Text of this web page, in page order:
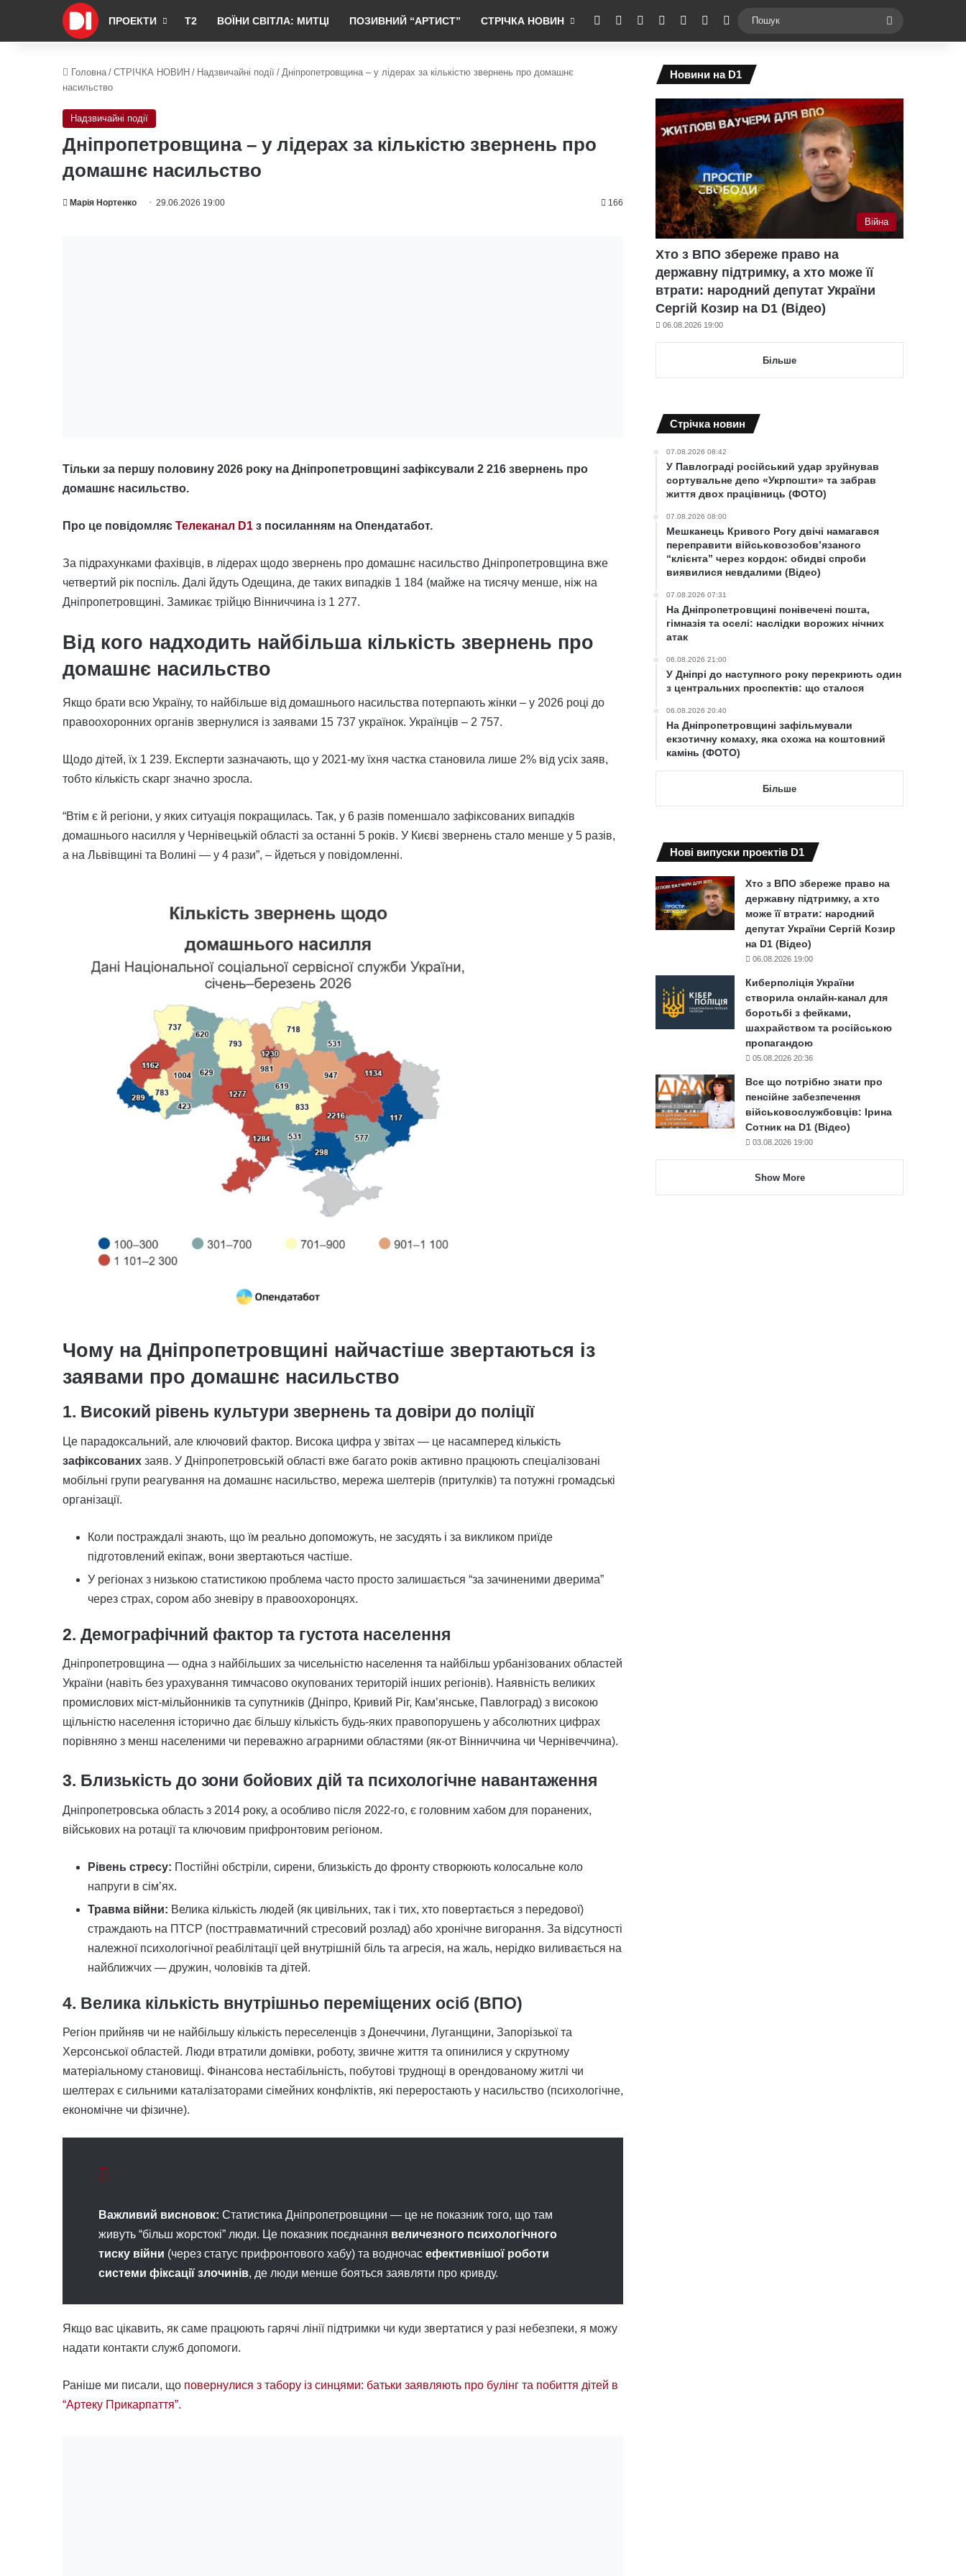
ПРОЕКТИ Т2 ВОЇНИ СВІТЛА: МИТЦІ ПОЗИВНИЙ “АРТИСТ” СТРІЧКА НОВИН RSS Facebook YouTubeInstagramTelegramSwitch skin
Головна / СТРІЧКА НОВИН / Надзвичайні події / Дніпропетровщина – у лідерах за кількістю звернень про домашнє
насильство
Надзвичайні події
Дніпропетровщина – у лідерах за кількістю звернень про
домашнє насильство
Марія Нортенко 29.06.2026 19:00 166
Тільки за першу половину 2026 року на Дніпропетровщині зафіксували 2 216 звернень про
домашнє насильство.
Про це повідомляє Телеканал D1 з посиланням на Опендатабот.
За підрахунками фахівців, в лідерах щодо звернень про домашнє насильство Дніпропетровщина вже
четвертий рік поспіль. Далі йдуть Одещина, де таких випадків 1 184 (майже на тисячу менше, ніж на
Дніпропетровщині. Замикає трійцю Вінниччина із 1 277.
Від кого надходить найбільша кількість звернень про
домашнє насильство
Якщо брати всю Україну, то найбільше від домашнього насильства потерпають жінки – у 2026 році до
правоохоронних органів звернулися із заявами 15 737 українок. Українців – 2 757.
Щодо дітей, їх 1 239. Експерти зазначають, що у 2021-му їхня частка становила лише 2% від усіх заяв,
тобто кількість скарг значно зросла.
“Втім є й регіони, у яких ситуація покращилась. Так, у 6 разів поменшало зафіксованих випадків
домашнього насилля у Чернівецькій області за останні 5 років. У Києві звернень стало менше у 5 разів,
а на Львівщині та Волині — у 4 рази”, – йдеться у повідомленні.
Чому на Дніпропетровщині найчастіше звертаються із
заявами про домашнє насильство
1. Високий рівень культури звернень та довіри до поліції
Це парадоксальний, але ключовий фактор. Висока цифра у звітах — це насамперед кількість
зафіксованих заяв. У Дніпропетровській області вже багато років активно працюють спеціалізовані
мобільні групи реагування на домашнє насильство, мережа шелтерів (притулків) та потужні громадські
організації.
Коли постраждалі знають, що їм реально допоможуть, не засудять і за викликом приїде
підготовлений екіпаж, вони звертаються частіше.
У регіонах з низькою статистикою проблема часто просто залишається “за зачиненими дверима”
через страх, сором або зневіру в правоохоронцях.
2. Демографічний фактор та густота населення
Дніпропетровщина — одна з найбільших за чисельністю населення та найбільш урбанізованих областей
України (навіть без урахування тимчасово окупованих територій інших регіонів). Наявність великих
промислових міст-мільйонників та супутників (Дніпро, Кривий Ріг, Кам’янське, Павлоград) з високою
щільністю населення історично дає більшу кількість будь-яких правопорушень у абсолютних цифрах
порівняно з менш населеними чи переважно аграрними областями (як-от Вінниччина чи Чернівеччина).
3. Близькість до зони бойових дій та психологічне навантаження
Дніпропетровська область з 2014 року, а особливо після 2022-го, є головним хабом для поранених,
військових на ротації та ключовим прифронтовим регіоном.
Рівень стресу: Постійні обстріли, сирени, близькість до фронту створюють колосальне коло
напруги в сім’ях.
Травма війни: Велика кількість людей (як цивільних, так і тих, хто повертається з передової)
страждають на ПТСР (посттравматичний стресовий розлад) або хронічне вигорання. За відсутності
належної психологічної реабілітації цей внутрішній біль та агресія, на жаль, нерідко виливається на
найближчих — дружин, чоловіків та дітей.
4. Велика кількість внутрішньо переміщених осіб (ВПО)
Регіон прийняв чи не найбільшу кількість переселенців з Донеччини, Луганщини, Запорізької та
Херсонської областей. Люди втратили домівки, роботу, звичне життя та опинилися у скрутному
матеріальному становищі. Фінансова нестабільність, побутові труднощі в орендованому житлі чи
шелтерах є сильними каталізаторами сімейних конфліктів, які переростають у насильство (психологічне,
економічне чи фізичне).
Важливий висновок: Статистика Дніпропетровщини — це не показник того, що там
живуть “більш жорстокі” люди. Це показник поєднання величезного психологічного
тиску війни (через статус прифронтового хабу) та водночас ефективнішої роботи
системи фіксації злочинів, де люди менше бояться заявляти про кривду.
Якщо вас цікавить, як саме працюють гарячі лінії підтримки чи куди звертатися у разі небезпеки, я можу
надати контакти служб допомоги.
Раніше ми писали, що повернулися з табору із синцями: батьки заявляють про булінг та побиття дітей в
“Артеку Прикарпаття”.
Новини на D1
Війна
Хто з ВПО збереже право на
державну підтримку, а хто може її
втрати: народний депутат України
Сергій Козир на D1 (Відео)
06.08.2026 19:00
Більше
Cтрічка новин
07.08.2026 08:42
У Павлограді російський удар зруйнував
сортувальне депо «Укрпошти» та забрав
життя двох працівниць (ФОТО)
07.08.2026 08:00
Мешканець Кривого Рогу двічі намагався
переправити військовозобов’язаного
“клієнта” через кордон: обидві спроби
виявилися невдалими (Відео)
07.08.2026 07:31
На Дніпропетровщині понівечені пошта,
гімназія та оселі: наслідки ворожих нічних
атак
06.08.2026 21:00
У Дніпрі до наступного року перекриють один
з центральних проспектів: що сталося
06.08.2026 20:40
На Дніпропетровщині зафільмували
екзотичну комаху, яка схожа на коштовний
камінь (ФОТО)
Більше
Нові випуски проектів D1
Хто з ВПО збереже право на
державну підтримку, а хто
може її втрати: народний
депутат України Сергій Козир
на D1 (Відео)
06.08.2026 19:00
Киберполіція України
створила онлайн-канал для
боротьбі з фейками,
шахрайством та російською
пропагандою
05.08.2026 20:36
Все що потрібно знати про
пенсійне забезпечення
військовослужбовців: Ірина
Сотник на D1 (Відео)
03.08.2026 19:00
Show More